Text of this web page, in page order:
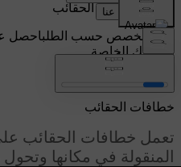
خطافات الحقائب
دعم مخصص حسب الطلباحصل
بسيارتك الخاصة.
تسجيل الدخول
خطافات الحقائب
تعمل خطافات الحقائب
المنقولة في مكانها